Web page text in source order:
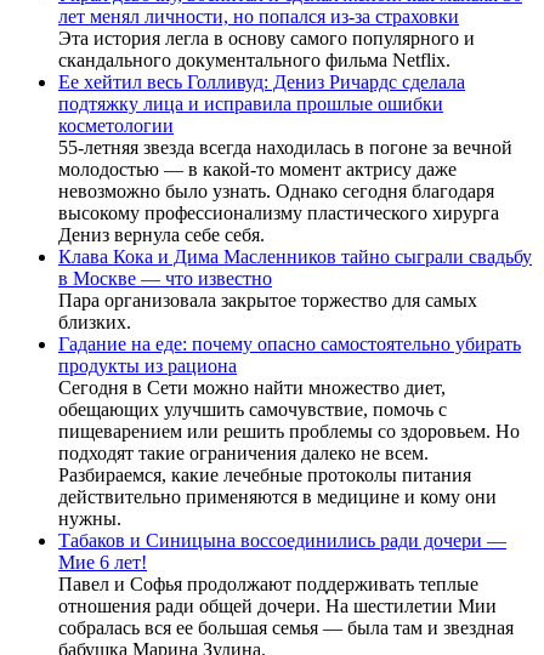
лет менял личности, но попался из-за страховки
Эта история легла в основу самого популярного и
скандального документального фильма Netflix.
Ее хейтил весь Голливуд: Дениз Ричардс сделала
подтяжку лица и исправила прошлые ошибки
косметологии
55-летняя звезда всегда находилась в погоне за вечной
молодостью — в какой-то момент актрису даже
невозможно было узнать. Однако сегодня благодаря
высокому профессионализму пластического хирурга
Дениз вернула себе себя.
Клава Кока и Дима Масленников тайно сыграли свадьбу
в Москве — что известно
Пара организовала закрытое торжество для самых
близких.
Гадание на еде: почему опасно самостоятельно убирать
продукты из рациона
Сегодня в Сети можно найти множество диет,
обещающих улучшить самочувствие, помочь с
пищеварением или решить проблемы со здоровьем. Но
подходят такие ограничения далеко не всем.
Разбираемся, какие лечебные протоколы питания
действительно применяются в медицине и кому они
нужны.
Табаков и Синицына воссоединились ради дочери —
Мие 6 лет!
Павел и Софья продолжают поддерживать теплые
отношения ради общей дочери. На шестилетии Мии
собралась вся ее большая семья — была там и звездная
бабушка Марина Зудина.